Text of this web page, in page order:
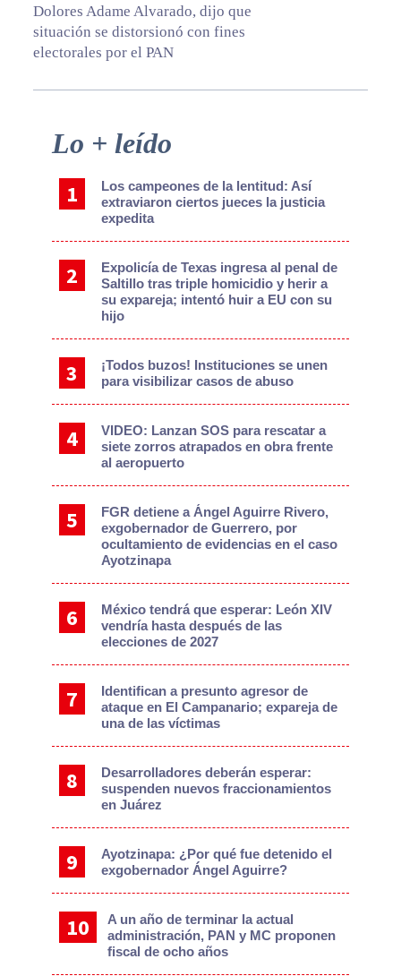
Dolores Adame Alvarado, dijo que
situación se distorsionó con fines
electorales por el PAN
Primary
Sidebar
Lo + leído
Los campeones de la lentitud: Así
extraviaron ciertos jueces la justicia
expedita
Expolicía de Texas ingresa al penal de
Saltillo tras triple homicidio y herir a
su expareja; intentó huir a EU con su
hijo
¡Todos buzos! Instituciones se unen
para visibilizar casos de abuso
VIDEO: Lanzan SOS para rescatar a
siete zorros atrapados en obra frente
al aeropuerto
FGR detiene a Ángel Aguirre Rivero,
exgobernador de Guerrero, por
ocultamiento de evidencias en el caso
Ayotzinapa
México tendrá que esperar: León XIV
vendría hasta después de las
elecciones de 2027
Identifican a presunto agresor de
ataque en El Campanario; expareja de
una de las víctimas
Desarrolladores deberán esperar:
suspenden nuevos fraccionamientos
en Juárez
Ayotzinapa: ¿Por qué fue detenido el
exgobernador Ángel Aguirre?
A un año de terminar la actual
administración, PAN y MC proponen
fiscal de ocho años